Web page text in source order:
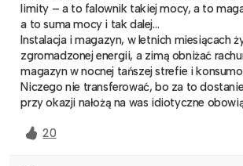
limity – a to falownik takiej mocy, a to
a to suma mocy i tak dalej…
Instalacja i magazyn, w letnich miesiącach
zgromadzonej energii, a zimą obniżać
magazyn w nocnej tańszej strefie i
Niczego nie transferować, bo za to
przy okazji nałożą na was idiotyczne
20